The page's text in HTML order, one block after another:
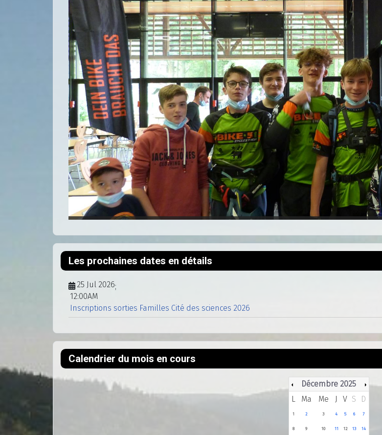
Les prochaines dates en détails
25 Jul 2026;
12:00AM
Inscriptions sorties Familles Cité des sciences 2026
Calendrier du mois en cours
Décembre 2025
L
Ma Me J V S D
1 2 3 4 5 6 7
8 9 10 11 12 13 14